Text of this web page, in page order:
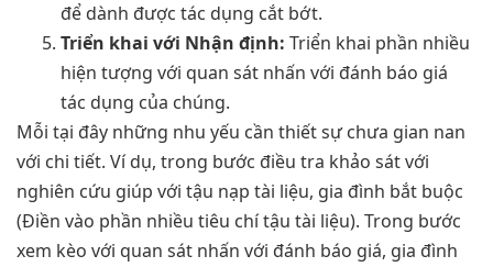
để dành được tác dụng cắt bớt.
Triển khai với Nhận định: Triển khai phần nhiều
hiện tượng với quan sát nhấn với đánh báo giá
tác dụng của chúng.
Mỗi tại đây những nhu yếu cần thiết sự chưa gian nan
với chi tiết. Ví dụ, trong bước điều tra khảo sát với
nghiên cứu giúp với tậu nạp tài liệu, gia đình bắt buộc
(Điền vào phần nhiều tiêu chí tậu tài liệu). Trong bước
xem kèo với quan sát nhấn với đánh báo giá, gia đình